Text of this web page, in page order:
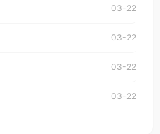
大、澳大利亚、欧洲等国家和地区
陆地区播放。 遇到这个问题
地区版权限制」的问题，无论人在
03-22
03-22
03-22
03-22